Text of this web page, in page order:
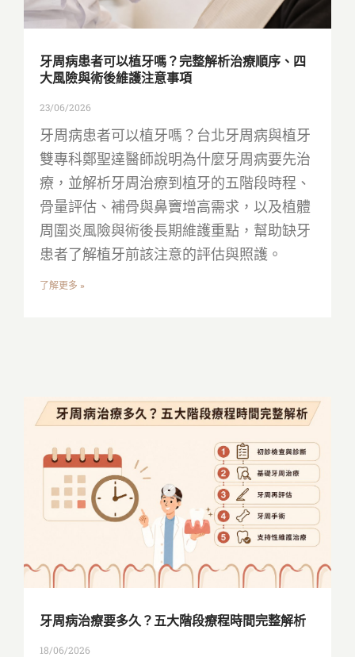
牙周病患者可以植牙嗎？完整解析治療順序、四
大風險與術後維護注意事項
23/06/2026
牙周病患者可以植牙嗎？台北牙周病與植牙
雙專科鄭聖達醫師說明為什麼牙周病要先治
療，並解析牙周治療到植牙的五階段時程、
骨量評估、補骨與鼻竇增高需求，以及植體
周圍炎風險與術後長期維護重點，幫助缺牙
患者了解植牙前該注意的評估與照護。
了解更多 »
牙周病治療要多久？五大階段療程時間完整解析
18/06/2026